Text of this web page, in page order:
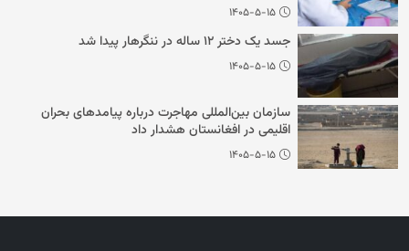
۱۴۰۵-۵-۱۵
جسد یک دختر ۱۲ ساله در ننگرهار پیدا شد
۱۴۰۵-۵-۱۵
سازمان بین‌المللی مهاجرت درباره پیامدهای بحران
اقلیمی در افغانستان هشدار داد
۱۴۰۵-۵-۱۵